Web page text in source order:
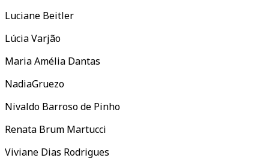
Luciane Beitler
Lúcia Varjão
Maria Amélia Dantas
NadiaGruezo
Nivaldo Barroso de Pinho
Renata Brum Martucci
Viviane Dias Rodrigues